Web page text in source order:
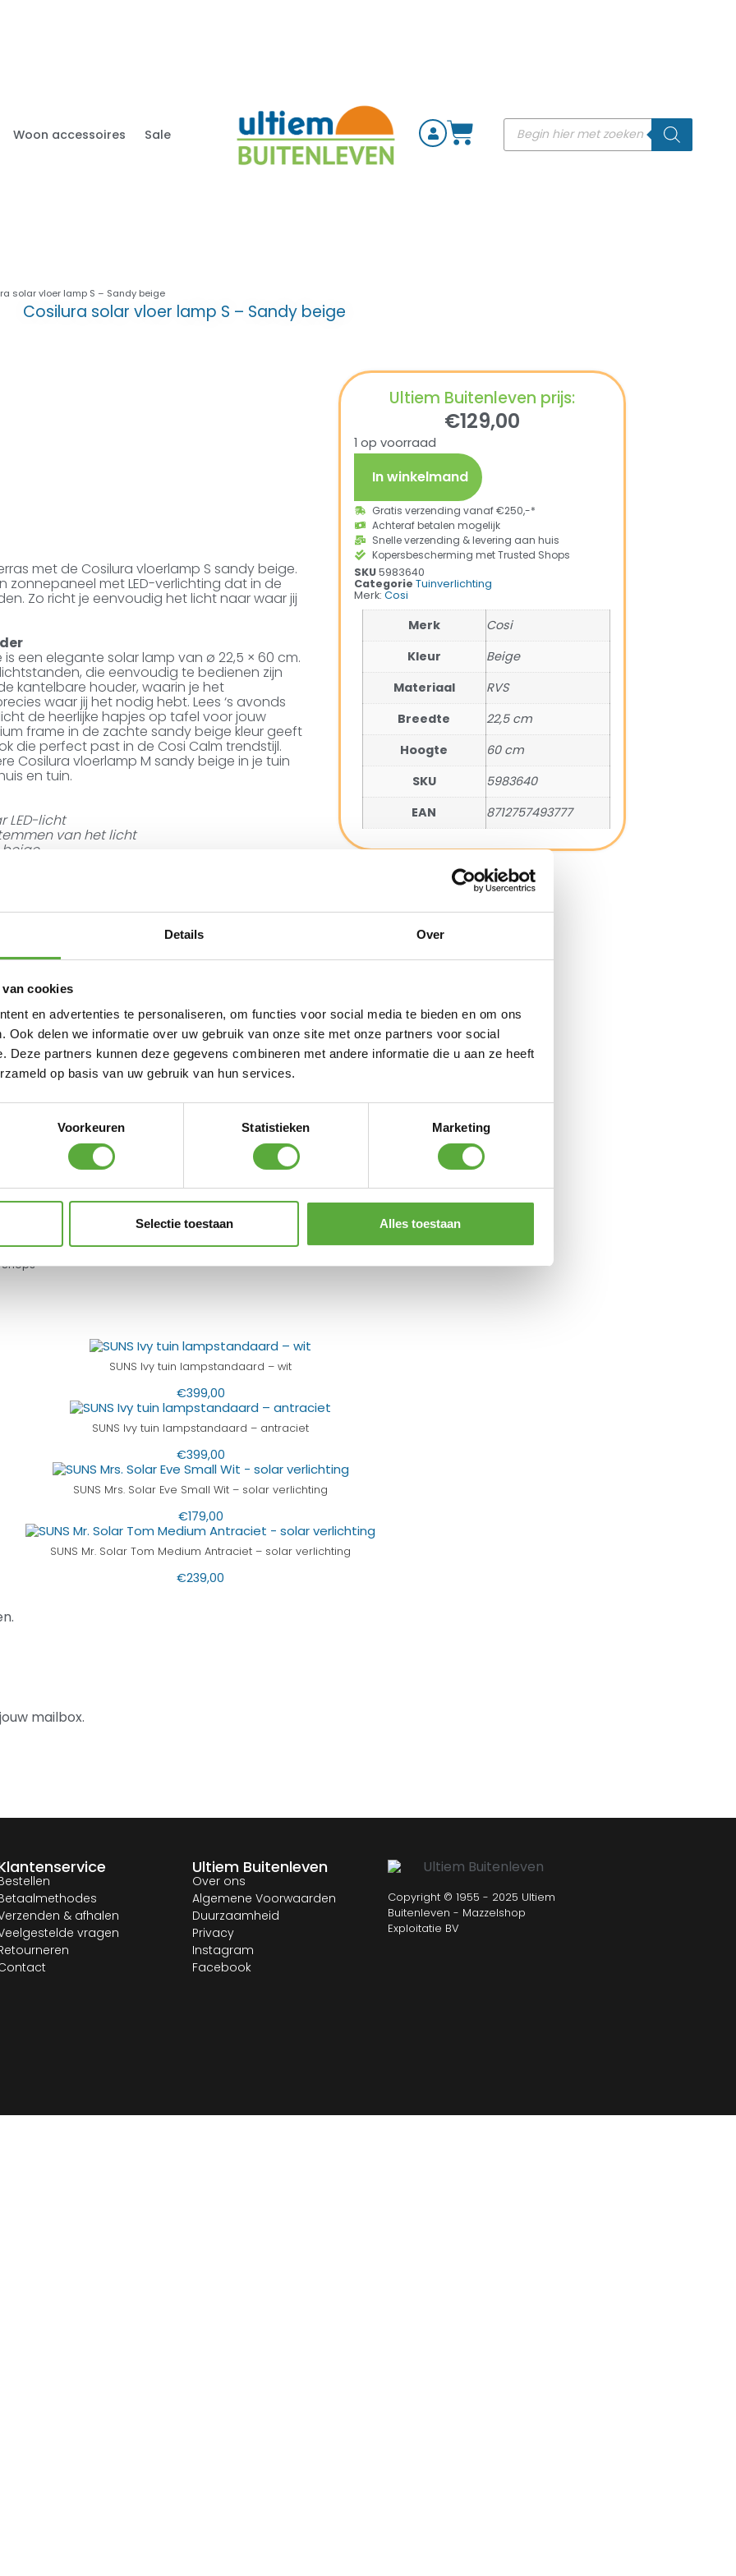
Details Over
cookies
en advertenties te personaliseren, om functies voor social media te bieden en om ons
Ook delen we informatie over uw gebruik van onze site met onze partners voor social
Deze partners kunnen deze gegevens combineren met andere informatie die u aan ze heeft
op basis van uw gebruik van hun services.
Voorkeuren Statistieken Marketing
Selectie toestaan Alles toestaan
Woon accessoires Sale
solar vloer lamp S – Sandy beige
Cosilura solar vloer lamp S – Sandy beige
met de Cosilura vloerlamp S sandy beige.
zonnepaneel met LED-verlichting dat in de
Zo richt je eenvoudig het licht naar waar jij
een elegante solar lamp van ø 22,5 × 60 cm.
die eenvoudig te bedienen zijn
kantelbare houder, waarin je het
waar jij het nodig hebt. Lees ‘s avonds
de heerlijke hapjes op tafel voor jouw
frame in de zachte sandy beige kleur geeft
die perfect past in de Cosi Calm trendstijl.
Cosilura vloerlamp M sandy beige in je tuin
en tuin.
LED-licht
van het licht
beige
vloerlamp M
USB-C-kabel
de Cosilura’s zichzelf op in de zon. Is het
het paneel eenvoudig opladen met de
6 uur is de batterij weer volledig vol. Het
het regenen? Haal dan het zonnepaneel
Het vloerlamp frame is geschikt voor
het overdekt staat.
plaatst of binnen in een sfeervolle hoek
voor stijlvol, warm licht.
Ultiem Buitenleven prijs:
€129,00
1 op voorraad
In winkelmand
Gratis verzending vanaf €250,-*
Achteraf betalen mogelijk
Snelle verzending & levering aan huis
Kopersbescherming met Trusted Shops
SKU5983640
Categorie Tuinverlichting
Merk: Cosi
Merk
Cosi
Kleur
Beige
Materiaal
RVS
Breedte
22,5 cm
Hoogte
60 cm
SKU
5983640
EAN
8712757493777
PRODUCTEN
Cosilura solar vloer lamp M – Sandy beige
€179,00
SUNS Ivy tuin lampstandaard – wit
€399,00
SUNS Ivy tuin lampstandaard – antraciet
€399,00
SUNS Mrs. Solar Eve Small Wit – solar verlichting
€179,00
SUNS Mr. Solar Tom Medium Antraciet – solar verlichting
€239,00
mailbox.
& afhalen
vragen
Ultiem Buitenleven
Over ons
Algemene Voorwaarden
Duurzaamheid
Privacy
Instagram
Facebook
Copyright © 1955 - 2025 Ultiem
Buitenleven - Mazzelshop
Exploitatie BV